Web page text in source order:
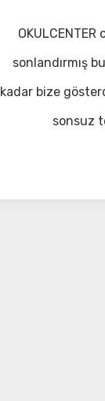
sonlandırmış
kadar bize
sonsuz